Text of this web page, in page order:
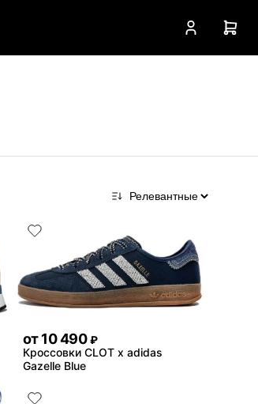
от10 490 ₽
Кроссовки CLOT x adidas
Gazelle Blue